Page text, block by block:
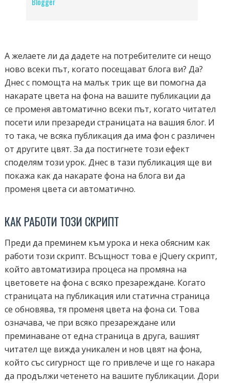
А желаете ли да дадете на потребителите си нещо
ново всеки път, когато посещават блога ви? Да?
Днес с помощта на малък трик ще ви помогна да
накарате цвета на фона на вашите публикации да
се променя автоматично всеки път, когато читател
посети или презареди страницата на вашия блог. И
то така, че всяка публикация да има фон с различен
от другите цвят. За да постигнете този ефект
споделям този урок. Днес в тази публикация ще ви
покажа как да накарате фона на блога ви да
променя цвета си автоматично.
КАК РАБОТИ ТОЗИ СКРИПТ
Преди да преминем към урока и нека обясним как
работи този скрипт. Всъщност това е jQuery скрипт,
който автоматизира процеса на промяна на
цветовете на фона с всяко презареждане. Когато
страницата на публикация или статична страница
се обновява, тя променя цвета на фона си. Това
означава, че при всяко презареждане или
преминаване от една страница в друга, вашият
читател ще вижда уникален и нов цвят на фона,
който със сигурност ще го привлече и ще го накара
да продължи четенето на вашите публикации. Дори